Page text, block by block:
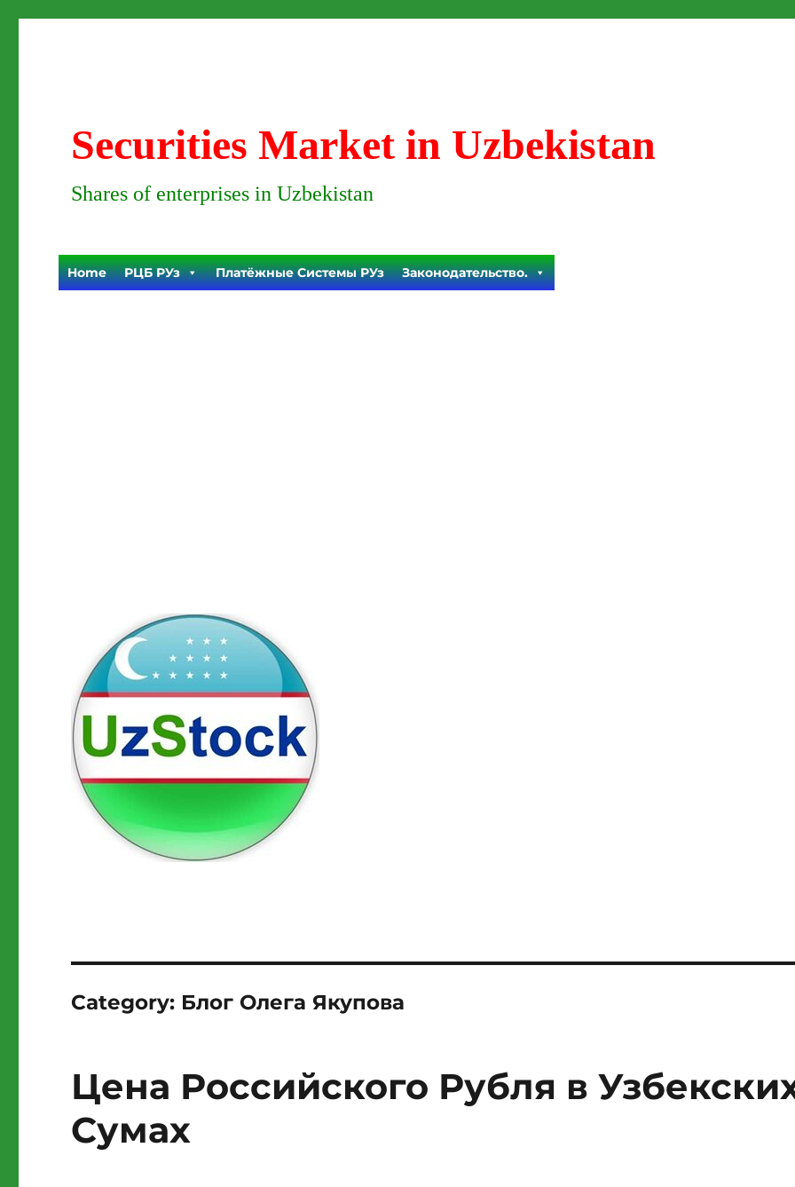
Securities Market in Uzbekistan
Shares of enterprises in Uzbekistan
Home РЦБ РУз Платёжные Системы РУз Законодательство.
Category: Блог Олега Якупова
Цена Российского Рубля в
Сумах